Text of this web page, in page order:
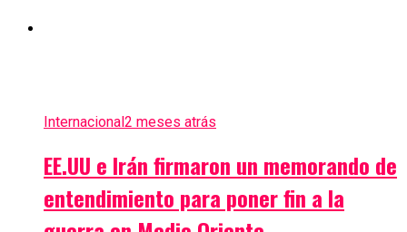
Internacional2 meses atrás
EE.UU e Irán firmaron un memorando de
entendimiento para poner fin a la